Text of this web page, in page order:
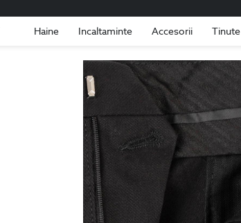
Haine Incaltaminte Accesorii Tinute
Romania